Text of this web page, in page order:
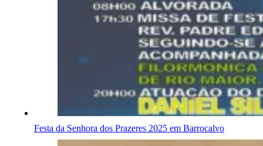
Festa da Senhora dos Prazeres 2025 em Barrocalvo